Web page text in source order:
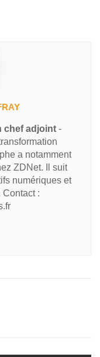
chef adjoint -
a notamment
ZDNet. Il suit
numériques et
Contact :